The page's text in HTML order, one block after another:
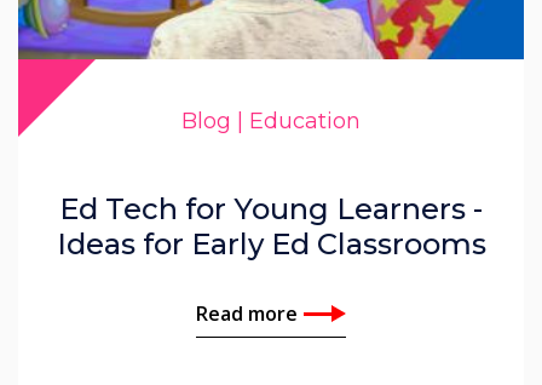
Blog | Education
Ed Tech for Young Learners -
Ideas for Early Ed Classrooms
Read more